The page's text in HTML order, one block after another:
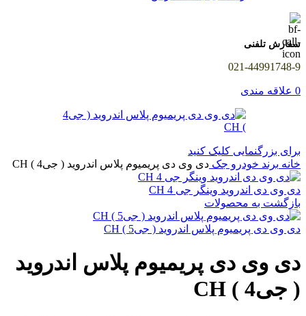
سفارش تلفنی
021-44991748-9
0 علاقه مندی
برای بزرگنمایی کلیک کنید
خانه برند خودرو جک دی وی دی پریمیوم پلاس اندروید ( جی4 ) CH
دی وی دی اندروید وینگر جی 4 CH
بازگشت به محصولات
دی وی دی پریمیوم پلاس اندروید ( جی5 ) CH
دی وی دی پریمیوم پلاس اندروید
( جی4 ) CH